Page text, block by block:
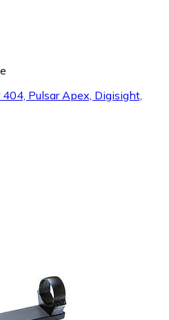
Pulsar Apex, Digisight,